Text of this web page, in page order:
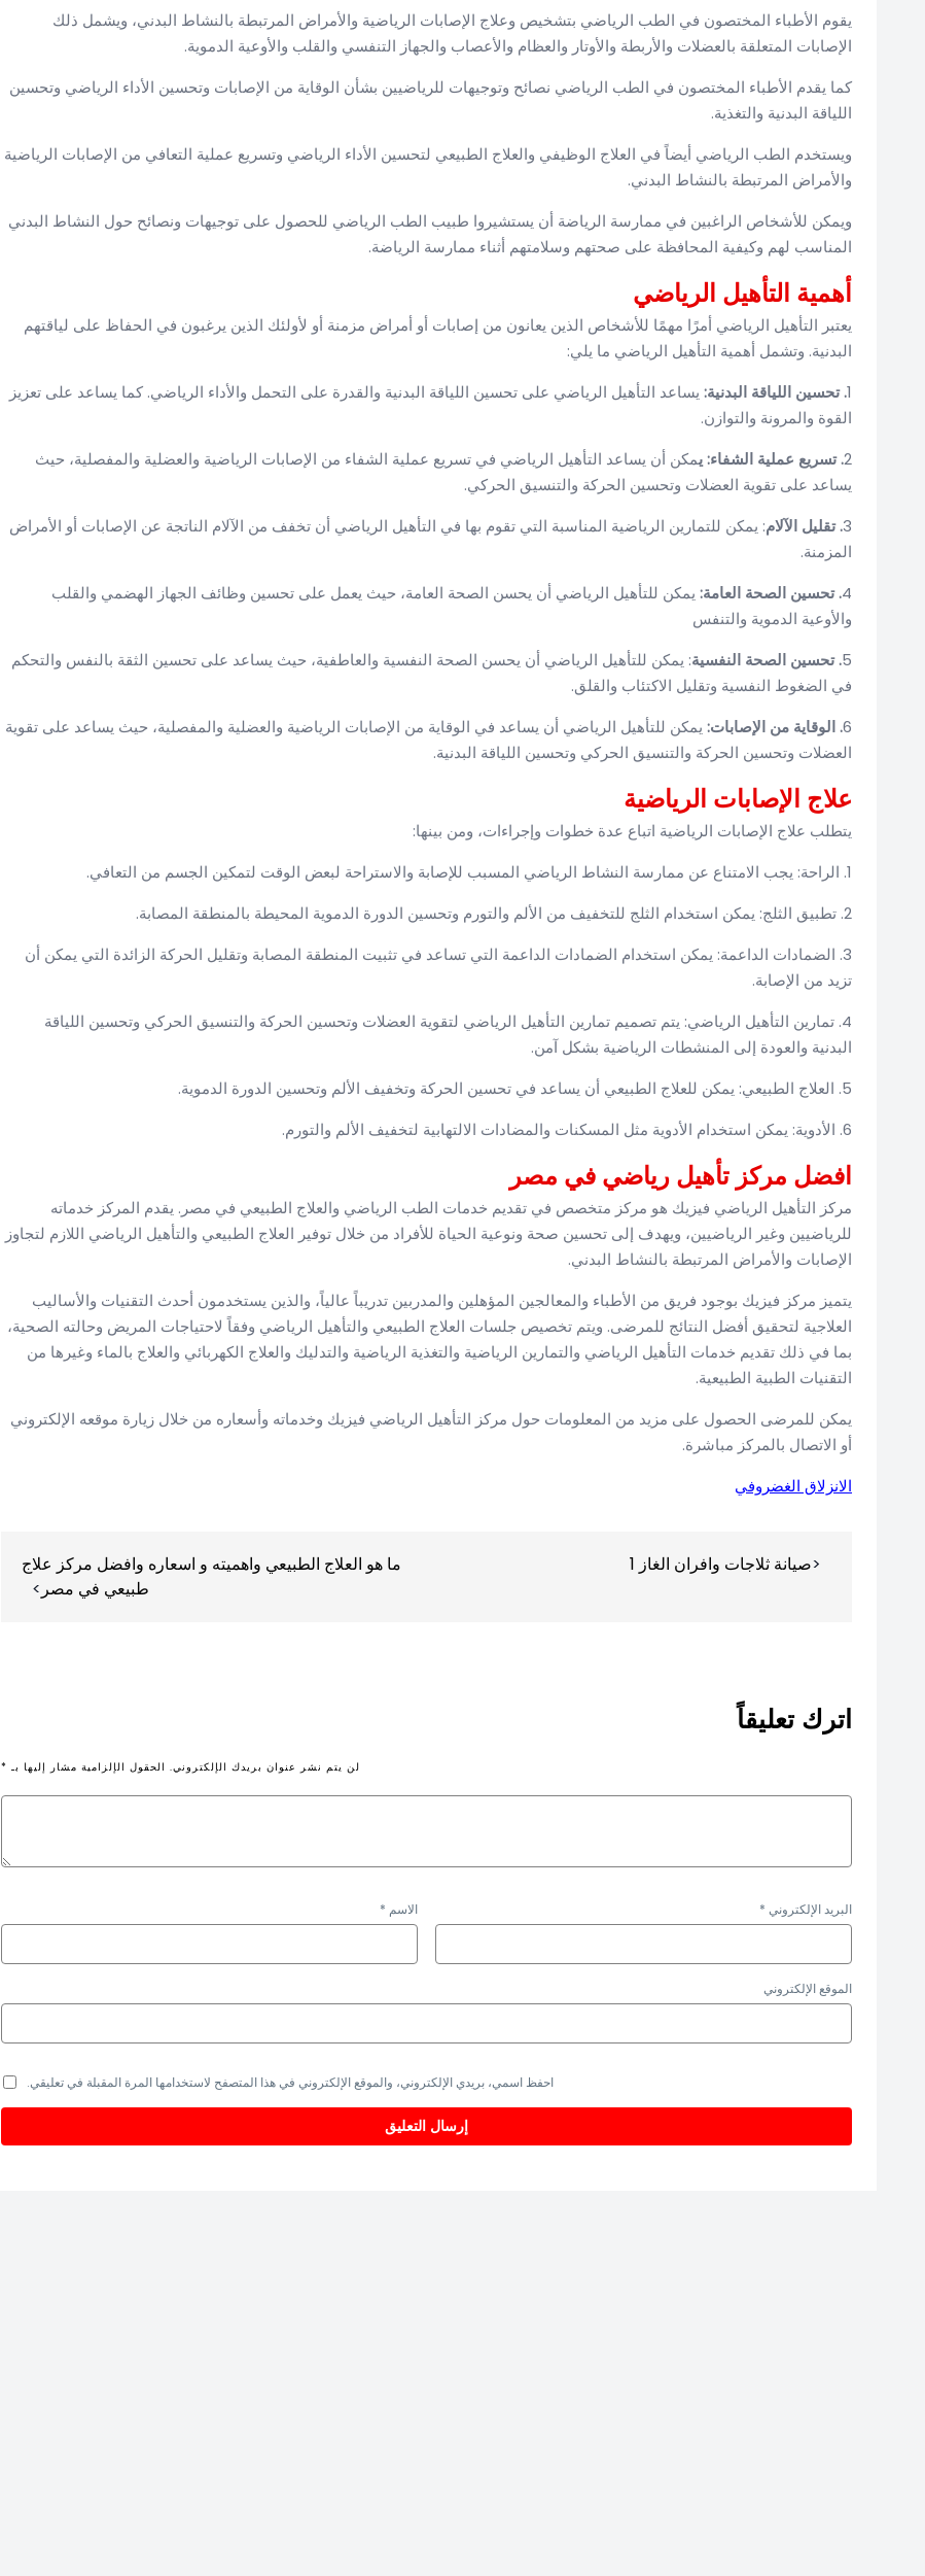
يقوم الأطباء المختصون في الطب الرياضي بتشخيص وعلاج الإصابات الرياضية والأمراض المرتبطة بالنشاط البدني، ويشمل ذلك
الإصابات المتعلقة بالعضلات والأربطة والأوتار والعظام والأعصاب والجهاز التنفسي والقلب والأوعية الدموية.
كما يقدم الأطباء المختصون في الطب الرياضي نصائح وتوجيهات للرياضيين بشأن الوقاية من الإصابات وتحسين الأداء الرياضي وتحسين
اللياقة البدنية والتغذية.
ويستخدم الطب الرياضي أيضاً في العلاج الوظيفي والعلاج الطبيعي لتحسين الأداء الرياضي وتسريع عملية التعافي من الإصابات الرياضية
والأمراض المرتبطة بالنشاط البدني.
ويمكن للأشخاص الراغبين في ممارسة الرياضة أن يستشيروا طبيب الطب الرياضي للحصول على توجيهات ونصائح حول النشاط البدني
المناسب لهم وكيفية المحافظة على صحتهم وسلامتهم أثناء ممارسة الرياضة.
أهمية التأهيل الرياضي
يعتبر التأهيل الرياضي أمرًا مهمًا للأشخاص الذين يعانون من إصابات أو أمراض مزمنة أو لأولئك الذين يرغبون في الحفاظ على لياقتهم
البدنية. وتشمل أهمية التأهيل الرياضي ما يلي:
1. تحسين اللياقة البدنية: يساعد التأهيل الرياضي على تحسين اللياقة البدنية والقدرة على التحمل والأداء الرياضي. كما يساعد على تعزيز
القوة والمرونة والتوازن.
2. تسريع عملية الشفاء: يمكن أن يساعد التأهيل الرياضي في تسريع عملية الشفاء من الإصابات الرياضية والعضلية والمفصلية، حيث
يساعد على تقوية العضلات وتحسين الحركة والتنسيق الحركي.
3. تقليل الآلام: يمكن للتمارين الرياضية المناسبة التي تقوم بها في التأهيل الرياضي أن تخفف من الآلام الناتجة عن الإصابات أو الأمراض
المزمنة.
4. تحسين الصحة العامة: يمكن للتأهيل الرياضي أن يحسن الصحة العامة، حيث يعمل على تحسين وظائف الجهاز الهضمي والقلب
والأوعية الدموية والتنفس
5. تحسين الصحة النفسية: يمكن للتأهيل الرياضي أن يحسن الصحة النفسية والعاطفية، حيث يساعد على تحسين الثقة بالنفس والتحكم
في الضغوط النفسية وتقليل الاكتئاب والقلق.
6. الوقاية من الإصابات: يمكن للتأهيل الرياضي أن يساعد في الوقاية من الإصابات الرياضية والعضلية والمفصلية، حيث يساعد على تقوية
العضلات وتحسين الحركة والتنسيق الحركي وتحسين اللياقة البدنية.
علاج الإصابات الرياضية
يتطلب علاج الإصابات الرياضية اتباع عدة خطوات وإجراءات، ومن بينها:
1. الراحة: يجب الامتناع عن ممارسة النشاط الرياضي المسبب للإصابة والاستراحة لبعض الوقت لتمكين الجسم من التعافي.
2. تطبيق الثلج: يمكن استخدام الثلج للتخفيف من الألم والتورم وتحسين الدورة الدموية المحيطة بالمنطقة المصابة.
3. الضمادات الداعمة: يمكن استخدام الضمادات الداعمة التي تساعد في تثبيت المنطقة المصابة وتقليل الحركة الزائدة التي يمكن أن
تزيد من الإصابة.
4. تمارين التأهيل الرياضي: يتم تصميم تمارين التأهيل الرياضي لتقوية العضلات وتحسين الحركة والتنسيق الحركي وتحسين اللياقة
البدنية والعودة إلى المنشطات الرياضية بشكل آمن.
5. العلاج الطبيعي: يمكن للعلاج الطبيعي أن يساعد في تحسين الحركة وتخفيف الألم وتحسين الدورة الدموية.
6. الأدوية: يمكن استخدام الأدوية مثل المسكنات والمضادات الالتهابية لتخفيف الألم والتورم.
افضل مركز تأهيل رياضي في مصر
مركز التأهيل الرياضي فيزيك هو مركز متخصص في تقديم خدمات الطب الرياضي والعلاج الطبيعي في مصر. يقدم المركز خدماته
للرياضيين وغير الرياضيين، ويهدف إلى تحسين صحة ونوعية الحياة للأفراد من خلال توفير العلاج الطبيعي والتأهيل الرياضي اللازم لتجاوز
الإصابات والأمراض المرتبطة بالنشاط البدني.
يتميز مركز فيزيك بوجود فريق من الأطباء والمعالجين المؤهلين والمدربين تدريباً عالياً، والذين يستخدمون أحدث التقنيات والأساليب
العلاجية لتحقيق أفضل النتائج للمرضى. ويتم تخصيص جلسات العلاج الطبيعي والتأهيل الرياضي وفقاً لاحتياجات المريض وحالته الصحية،
بما في ذلك تقديم خدمات التأهيل الرياضي والتمارين الرياضية والتغذية الرياضية والتدليك والعلاج الكهربائي والعلاج بالماء وغيرها من
التقنيات الطبية الطبيعية.
يمكن للمرضى الحصول على مزيد من المعلومات حول مركز التأهيل الرياضي فيزيك وخدماته وأسعاره من خلال زيارة موقعه الإلكتروني
أو الاتصال بالمركز مباشرة.
الانزلاق الغضروفي
المقالاتصيانة ثلاجات وافران الغاز 1
ما هو العلاج الطبيعي واهميته و اسعاره وافضل مركز علاج
طبيعي في مصر
اترك تعليقاً
لن يتم نشر عنوان بريدك الإلكتروني. الحقول الإلزامية مشار إليها بـ *
الاسم * البريد الإلكتروني *
الموقع الإلكتروني
احفظ اسمي، بريدي الإلكتروني، والموقع الإلكتروني في هذا المتصفح لاستخدامها المرة المقبلة في تعليقي.